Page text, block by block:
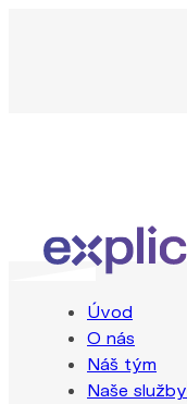
Úvod
O nás
Náš tým
Naše služby